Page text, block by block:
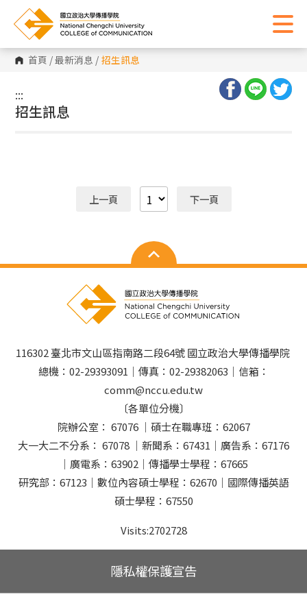
首頁 /最新消息 / 招生訊息
:::
:::
招生訊息
上一頁 下一頁
116302 臺北市文山區指南路二段64號 國立政治大學傳播學院
總機：02-29393091｜傳真：02-29382063｜信箱：
comm@nccu.edu.tw
〔各單位分機〕
院辦公室： 67076 ｜碩士在職專班：62067
大一大二不分系： 67078 ｜新聞系：67431｜廣告系：67176
｜廣電系：63902｜傳播學士學程：67665
研究部：67123｜數位內容碩士學程：62670｜國際傳播英語
碩士學程：67550
Visits:2702728
隱私權保護宣告